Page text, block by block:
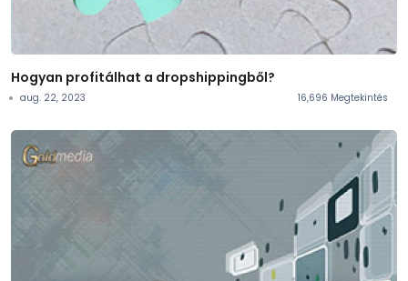
Hogyan profitálhat a dropshippingből?
aug. 22, 2023 16,696 Megtekintés